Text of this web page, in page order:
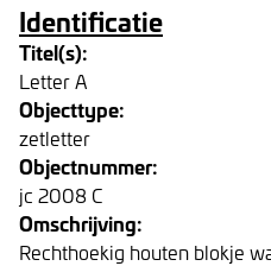
Identificatie
Titel(s):
Letter A
Objecttype:
zetletter
Objectnummer:
jc 2008 C
Omschrijving:
Rechthoekig houten blokje